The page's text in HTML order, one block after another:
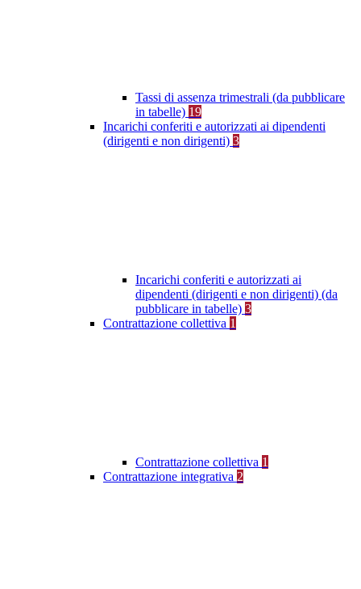
Tassi di assenza trimestrali (da pubblicare
in tabelle) 19
Incarichi conferiti e autorizzati ai dipendenti
(dirigenti e non dirigenti) 3
Incarichi conferiti e autorizzati ai
dipendenti (dirigenti e non dirigenti) (da
pubblicare in tabelle) 3
Contrattazione collettiva 1
Contrattazione collettiva 1
Contrattazione integrativa 2